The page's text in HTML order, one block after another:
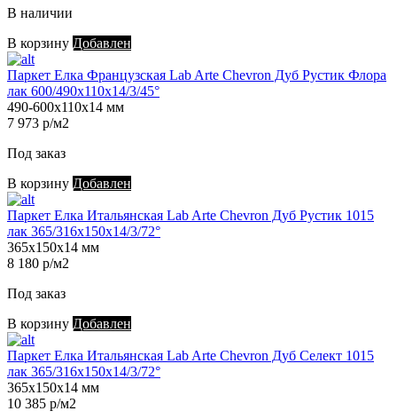
В наличии
В корзину Добавлен
Паркет Елка Французская Lab Arte Chevron Дуб Рустик Флора
лак 600/490х110х14/3/45°
490-600х110х14 мм
7 973 р/м2
Под заказ
В корзину Добавлен
Паркет Елка Итальянская Lab Arte Chevron Дуб Рустик 1015
лак 365/316х150х14/3/72°
365х150х14 мм
8 180 р/м2
Под заказ
В корзину Добавлен
Паркет Елка Итальянская Lab Arte Chevron Дуб Селект 1015
лак 365/316х150х14/3/72°
365х150х14 мм
10 385 р/м2